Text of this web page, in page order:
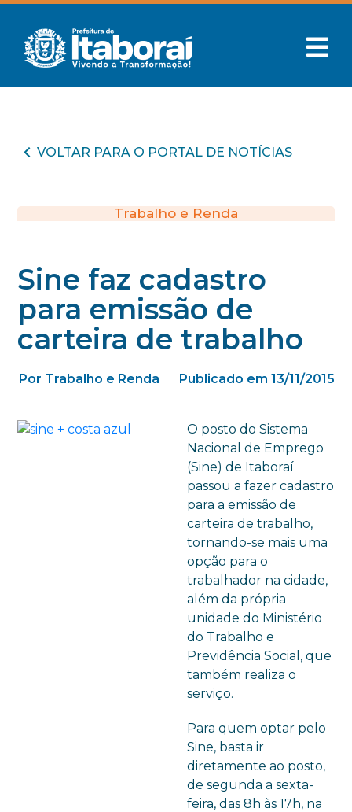
VOLTAR PARA O PORTAL DE NOTÍCIAS
Trabalho e Renda
Sine faz cadastro
para emissão de
carteira de trabalho
Por Trabalho e Renda Publicado em 13/11/2015
O posto do Sistema
Nacional de Emprego
(Sine) de Itaboraí
passou a fazer cadastro
para a emissão de
carteira de trabalho,
tornando-se mais uma
opção para o
trabalhador na cidade,
além da própria
unidade do Ministério
do Trabalho e
Previdência Social, que
também realiza o
serviço.
Para quem optar pelo
Sine, basta ir
diretamente ao posto,
de segunda a sexta-
feira, das 8h às 17h, na